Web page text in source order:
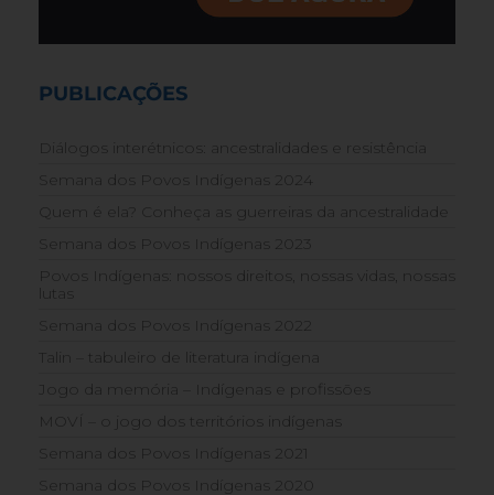
PUBLICAÇÕES
Diálogos interétnicos: ancestralidades e resistência
Semana dos Povos Indígenas 2024
Quem é ela? Conheça as guerreiras da ancestralidade
Semana dos Povos Indígenas 2023
Povos Indígenas: nossos direitos, nossas vidas, nossas
lutas
Semana dos Povos Indígenas 2022
Talin – tabuleiro de literatura indígena
Jogo da memória – Indígenas e profissões
MOVÍ – o jogo dos territórios indígenas
Semana dos Povos Indígenas 2021
Semana dos Povos Indígenas 2020